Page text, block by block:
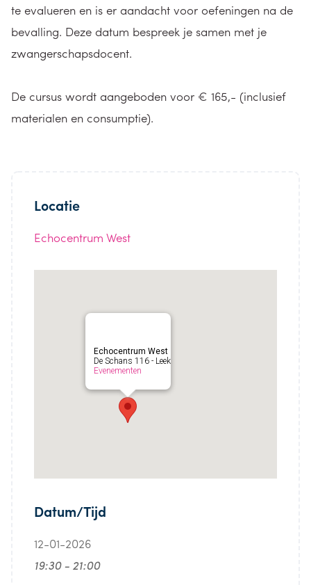
te evalueren en is er aandacht voor oefeningen na de
bevalling. Deze datum bespreek je samen met je
zwangerschapsdocent.
De cursus wordt aangeboden voor € 165,- (inclusief
materialen en consumptie).
Locatie
Echocentrum West
Echocentrum West
De Schans 116 - Leek
Evenementen
Datum/Tijd
12-01-2026
19:30 - 21:00